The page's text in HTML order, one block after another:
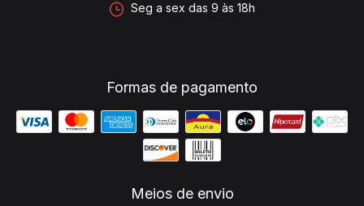
Seg a sex das 9 às 18h
Formas de pagamento
Meios de envio